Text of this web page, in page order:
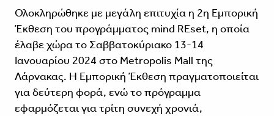
Ολοκληρώθηκε με μεγάλη επιτυχία η 2η Εμπορική
Έκθεση του προγράμματος mind REset, η οποία
έλαβε χώρα το Σαββατοκύριακο 13-14
Ιανουαρίου 2024 στο Metropolis Mall της
Λάρνακας. Η Εμπορική Έκθεση πραγματοποιείται
για δεύτερη φορά, ενώ το πρόγραμμα
εφαρμόζεται για τρίτη συνεχή χρονιά,